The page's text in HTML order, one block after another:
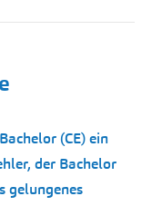
(CE) ein
der Bachelor
gelungenes